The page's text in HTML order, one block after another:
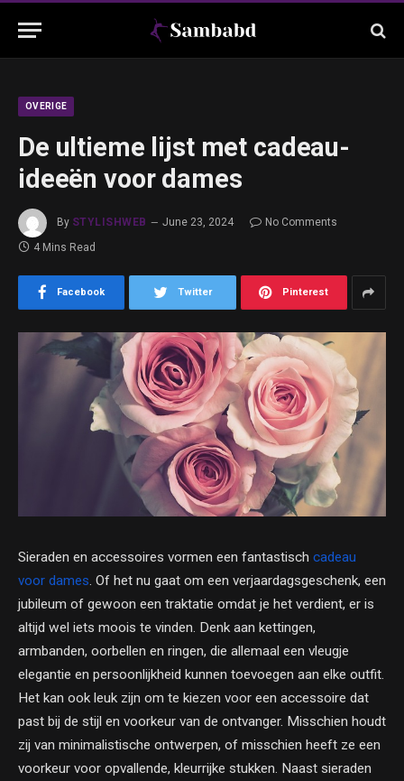
OVERIGE
De ultieme lijst met cadeau-
ideeën voor dames
By STYLISHWEB June 23, 2024
No Comments
4 Mins Read
Facebook Twitter Pinterest
Sieraden en accessoires vormen een fantastisch cadeau
voor dames. Of het nu gaat om een verjaardagsgeschenk, een
jubileum of gewoon een traktatie omdat je het verdient, er is
altijd wel iets moois te vinden. Denk aan kettingen,
armbanden, oorbellen en ringen, die allemaal een vleugje
elegantie en persoonlijkheid kunnen toevoegen aan elke outfit.
Het kan ook leuk zijn om te kiezen voor een accessoire dat
past bij de stijl en voorkeur van de ontvanger. Misschien houdt
zij van minimalistische ontwerpen, of misschien heeft ze een
voorkeur voor opvallende, kleurrijke stukken. Naast sieraden